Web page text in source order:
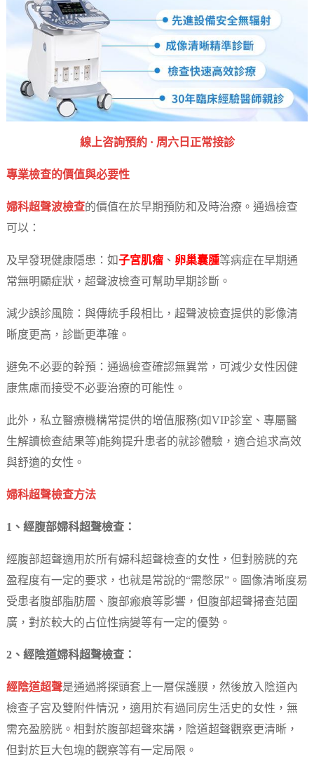
線上咨詢預約 · ‎周六日正常接診
專業檢查的價值與必要性
婦科超聲波檢查的價值在於早期預防和及時治療。通過檢查
可以：
及早發現健康隱患：如子宮肌瘤、 卵巢囊腫等病症在早期通
常無明顯症狀，超聲波檢查可幫助早期診斷。
減少誤診風險：與傳統手段相比，超聲波檢查提供的影像清
晰度更高，診斷更準確。
避免不必要的幹預：通過檢查確認無異常，可減少女性因健
康焦慮而接受不必要治療的可能性。
此外，私立醫療機構常提供的增值服務(如VIP診室、專屬醫
生解讀檢查結果等)能夠提升患者的就診體驗，適合追求高效
與舒適的女性。
婦科超聲檢查方法
1、經腹部婦科超聲檢查：
經腹部超聲適用於所有婦科超聲檢查的女性，但對膀胱的充
盈程度有一定的要求，也就是常說的“需憋尿”。圖像清晰度易
受患者腹部脂肪層、腹部瘢痕等影響，但腹部超聲掃查范圍
廣，對於較大的占位性病變等有一定的優勢。
2、經陰道婦科超聲檢查：
經陰道超聲是通過將探頭套上一層保護膜，然後放入陰道內
檢查子宮及雙附件情況，適用於有過同房生活史的女性，無
需充盈膀胱。相對於腹部超聲來講，陰道超聲觀察更清晰，
但對於巨大包塊的觀察等有一定局限。